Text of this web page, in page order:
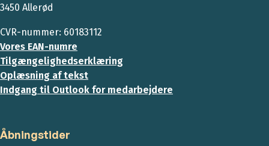
3450 Allerød
CVR-nummer: 60183112
Vores EAN-numre
Tilgængelighedserklæring
Oplæsning af tekst
Indgang til Outlook for medarbejdere
Åbningstider